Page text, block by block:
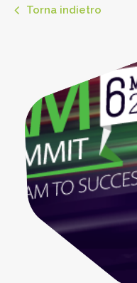
Torna indietro